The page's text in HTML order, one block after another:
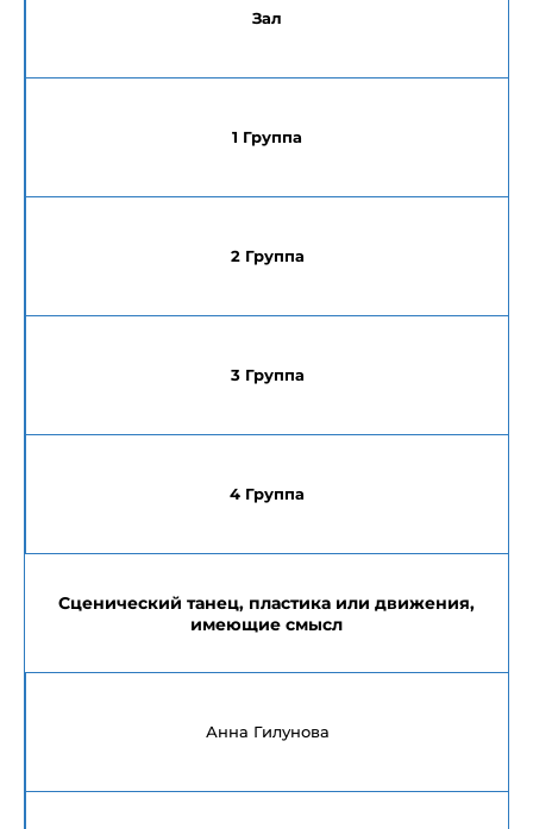
Зал
1 Группа
2 Группа
3 Группа
4 Группа
Сценический танец, пластика или движения,
имеющие смысл
Анна Гилунова